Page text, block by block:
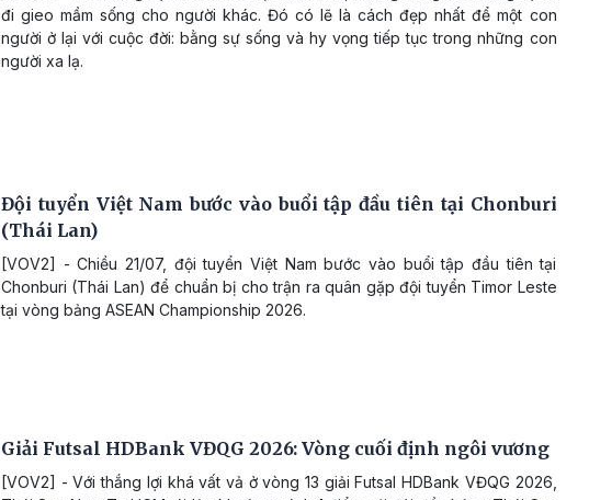
đi gieo mầm sống cho người khác. Đó có lẽ là cách đẹp nhất để một con
người ở lại với cuộc đời: bằng sự sống và hy vọng tiếp tục trong những con
người xa lạ.
Đội tuyển Việt Nam bước vào buổi tập đầu tiên tại Chonburi
(Thái Lan)
[VOV2] - Chiều 21/07, đội tuyển Việt Nam bước vào buổi tập đầu tiên tại
Chonburi (Thái Lan) để chuẩn bị cho trận ra quân gặp đội tuyển Timor Leste
tại vòng bảng ASEAN Championship 2026.
Giải Futsal HDBank VĐQG 2026: Vòng cuối định ngôi vương
[VOV2] - Với thắng lợi khá vất vả ở vòng 13 giải Futsal HDBank VĐQG 2026,